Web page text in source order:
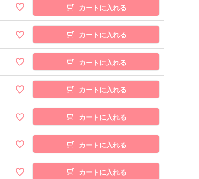
カートに入れる
カートに入れる
カートに入れる
カートに入れる
カートに入れる
カートに入れる
カートに入れる